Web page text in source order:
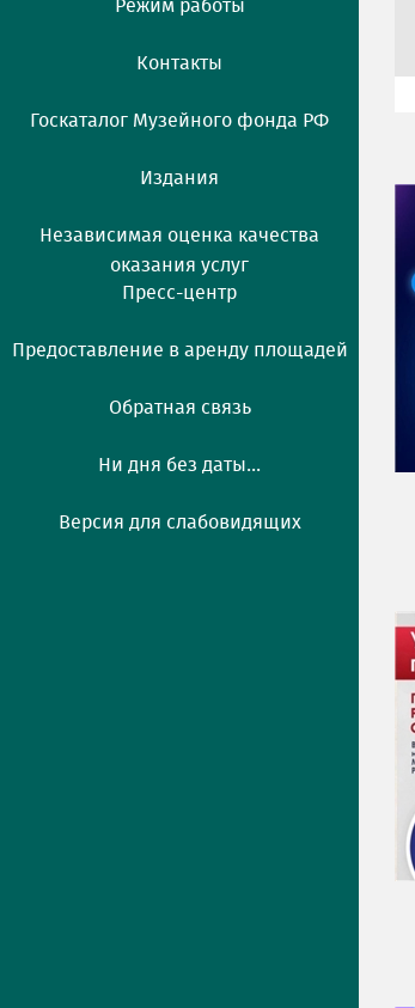
Режим работы
Контакты
Госкаталог Музейного фонда РФ
Издания
Независимая оценка качества
оказания услуг
Пресс-центр
Предоставление в аренду площадей
Обратная связь
Ни дня без даты...
Версия для слабовидящих